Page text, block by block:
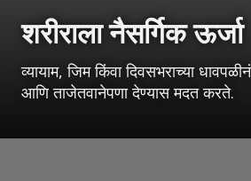
शरीराला नैसर्गिक ऊर्जा
व्यायाम, जिम किंवा दिवसभराच्या
आणि ताजेतवानेपणा देण्यास मदत करते.